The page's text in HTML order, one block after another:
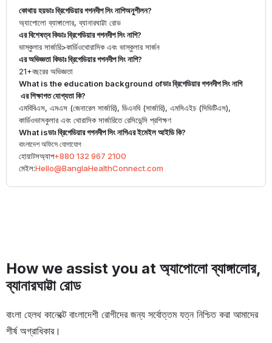
কোথায় হয়ডাঃ ব্রিগেডিয়ার গগনদীপ সিং নাগিঅনুশীলন?
অ্যাপোলো ব্যাঙ্গালোর, ব্যানারঘাট্টা রোড
এর বিশেষত্ব কিডাঃ ব্রিগেডিয়ার গগনদীপ সিং নাগি?
ভাস্কুলার সার্জারি>কার্ডিওথোরাসিক এবং ভাস্কুলার সার্জন
এর অভিজ্ঞতা কিডাঃ ব্রিগেডিয়ার গগনদীপ সিং নাগি?
21+বছরের অভিজ্ঞতা
What is the education background ofডাঃ ব্রিগেডিয়ার গগনদীপ সিং নাগি
এর শিক্ষাগত যোগ্যতা কি?
এমবিবিএস, এমএস (জেনারেল সার্জারি), ডিএনবি (সার্জারি), এমসিএইচ (সিভিটিএস),
কার্ডিওভাসকুলার এবং থোরাসিক সার্জারিতে রেসিডেন্সি প্রশিক্ষণ
What isডাঃ ব্রিগেডিয়ার গগনদীপ সিং নাগিএর ইমেইল আইডি কি?
বাংলাদেশ অফিসে যোগাযোগ
হোয়াটসঅ্যাপ+880 132 967 2100
মেইল:Hello@BanglaHealthConnect.com
How we assist you at অ্যাপোলো ব্যাঙ্গালোর,
ব্যানারঘাট্টা রোড
বাংলা হেলথ কানেক্টে বাংলাদেশী রোগীদের জন্য সর্বোত্তম যত্ন নিশ্চিত করা আমাদের
শীর্ষ অগ্রাধিকার।